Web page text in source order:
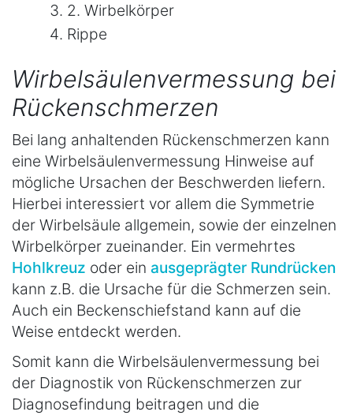
2. Wirbelkörper
Rippe
Wirbelsäulenvermessung bei
Rückenschmerzen
Bei lang anhaltenden Rückenschmerzen kann
eine Wirbelsäulenvermessung Hinweise auf
mögliche Ursachen der Beschwerden liefern.
Hierbei interessiert vor allem die Symmetrie
der Wirbelsäule allgemein, sowie der einzelnen
Wirbelkörper zueinander. Ein vermehrtes
Hohlkreuz oder ein ausgeprägter Rundrücken
kann z.B. die Ursache für die Schmerzen sein.
Auch ein Beckenschiefstand kann auf die
Weise entdeckt werden.
Somit kann die Wirbelsäulenvermessung bei
der Diagnostik von Rückenschmerzen zur
Diagnosefindung beitragen und die